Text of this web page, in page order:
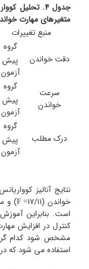
جدول 4. تحلیل
متغیرهای مهارت
منبع تغییرات
دقت خواندن
گروه
پیش
آزمون
سرعت
خواندن
گروه
پیش
آزمون
درک مطلب
گروه
پیش
آزمون
خواندن (17/11
=
F) و
است. بنابراین
کنترل در افزایش
مشخص شود کدام
استفاده می شود که در جدول 4